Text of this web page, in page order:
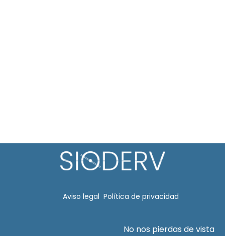
Aviso legal​ Política de privacidad
No nos pierdas de vista